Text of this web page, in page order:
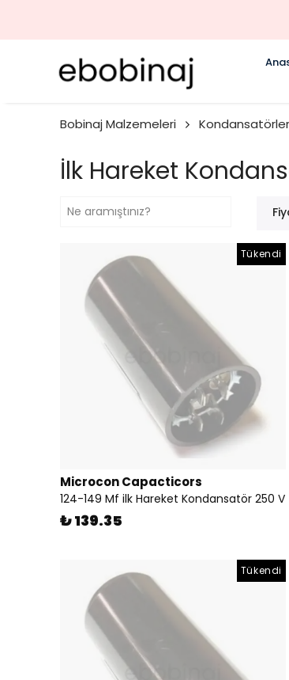
Bobinaj Malzemeleri Kondansatörler
İlk Hareket
Tükendi
Microcon Capacticors
124-149 Mf ilk Hareket Kondansatör 250 V
₺ 139.35
Tükendi